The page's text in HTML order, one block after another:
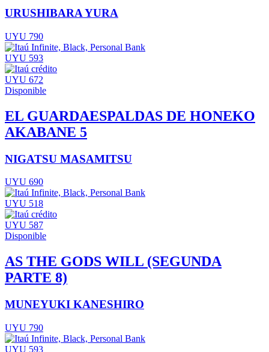
URUSHIBARA YURA
UYU 790
UYU 593
UYU 672
Disponible
EL GUARDAESPALDAS DE HONEKO
AKABANE 5
NIGATSU MASAMITSU
UYU 690
UYU 518
UYU 587
Disponible
AS THE GODS WILL (SEGUNDA
PARTE 8)
MUNEYUKI KANESHIRO
UYU 790
UYU 593